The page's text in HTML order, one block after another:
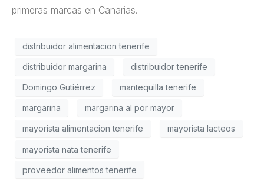
primeras marcas en Canarias.
distribuidor alimentacion tenerife
distribuidor margarina distribuidor tenerife
Domingo Gutiérrez mantequilla tenerife
margarina margarina al por mayor
mayorista alimentacion tenerife mayorista lacteos
mayorista nata tenerife
proveedor alimentos tenerife